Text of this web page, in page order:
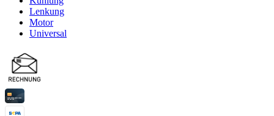
Lenkung
Motor
Universal